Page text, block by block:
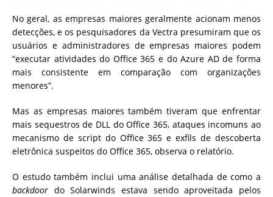
No geral, as empresas maiores geralmente acionam menos
detecções, e os pesquisadores da Vectra presumiram que os
usuários e administradores de empresas maiores podem
“executar atividades do Office 365 e do Azure AD de forma
mais consistente em comparação com organizações
menores”.
Mas as empresas maiores também tiveram que enfrentar
mais sequestros de DLL do Office 365, ataques incomuns ao
mecanismo de script do Office 365 e exfils de descoberta
eletrônica suspeitos do Office 365, observa o relatório.
O estudo também inclui uma análise detalhada de como a
backdoor do Solarwinds estava sendo aproveitada pelos